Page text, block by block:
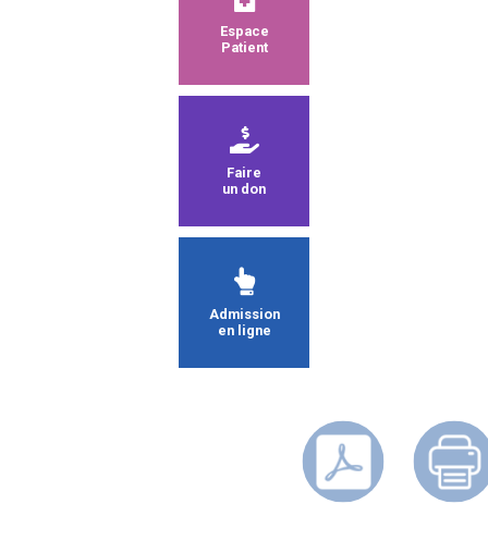
Espace
Patient
Faire
un don
Admission
en ligne